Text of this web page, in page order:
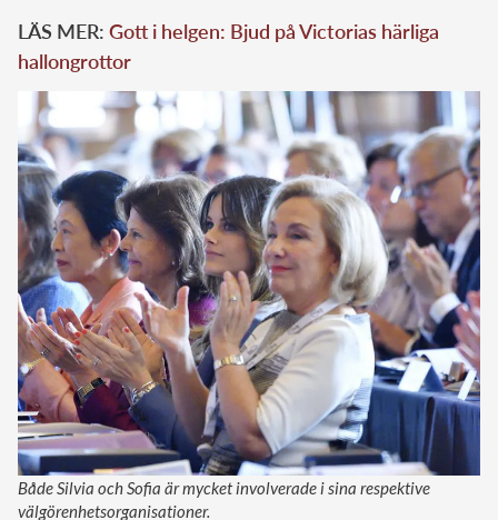
LÄS MER: Gott i helgen: Bjud på Victorias härliga
hallongrottor
Både Silvia och Sofia är mycket involverade i sina respektive
välgörenhetsorganisationer.